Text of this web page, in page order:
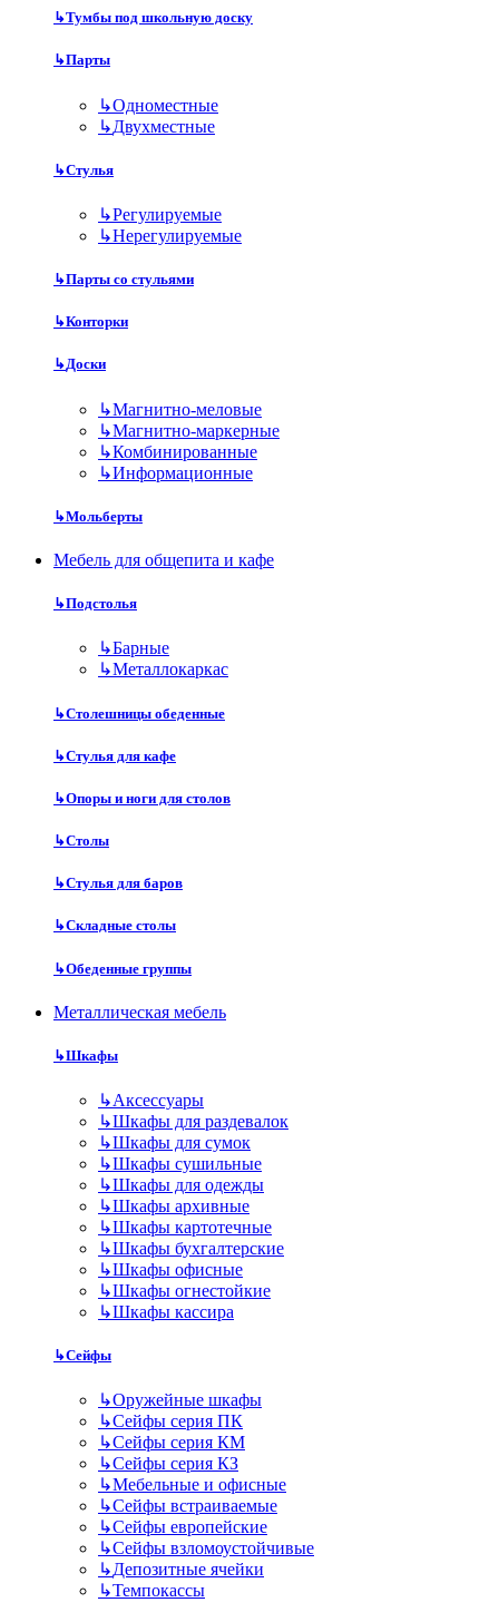
↳Тумбы под школьную доску
↳Парты
↳Одноместные
↳Двухместные
↳Стулья
↳Регулируемые
↳Нерегулируемые
↳Парты со стульями
↳Конторки
↳Доски
↳Магнитно-меловые
↳Магнитно-маркерные
↳Комбинированные
↳Информационные
↳Мольберты
Мебель для общепита и кафе
↳Подстолья
↳Барные
↳Металлокаркас
↳Столешницы обеденные
↳Стулья для кафе
↳Опоры и ноги для столов
↳Столы
↳Стулья для баров
↳Складные столы
↳Обеденные группы
Металлическая мебель
↳Шкафы
↳Аксессуары
↳Шкафы для раздевалок
↳Шкафы для сумок
↳Шкафы сушильные
↳Шкафы для одежды
↳Шкафы архивные
↳Шкафы картотечные
↳Шкафы бухгалтерские
↳Шкафы офисные
↳Шкафы огнестойкие
↳Шкафы кассира
↳Сейфы
↳Оружейные шкафы
↳Сейфы серия ПК
↳Сейфы серия КМ
↳Сейфы серия КЗ
↳Мебельные и офисные
↳Сейфы встраиваемые
↳Сейфы европейские
↳Сейфы взломоустойчивые
↳Депозитные ячейки
↳Темпокассы